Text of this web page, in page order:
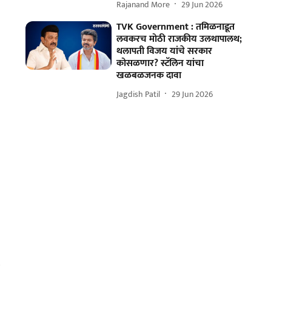
Rajanand More 29 Jun 2026
TVK Government : तमिळनाडूत
लवकरच मोठी राजकीय उलथापालथ;
थलापती विजय यांचे सरकार
कोसळणार? स्टॅलिन यांचा
खळबळजनक दावा
Jagdish Patil 29 Jun 2026